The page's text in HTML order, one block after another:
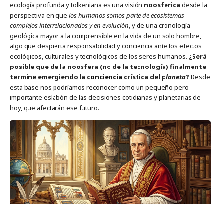
ecología profunda y tolkeniana es una visión noosferica desde la
perspectiva en que los humanos somos parte de ecosistemas
complejos interrelacionados y en evolución, y de una cronología
geológica mayor a la comprensible en la vida de un solo hombre,
algo que despierta responsabilidad y conciencia ante los efectos
ecológicos, culturales y tecnológicos de los seres humanos. ¿Será
posible que de la noosfera (no de la tecnología) finalmente
termine emergiendo la conciencia crística del planeta? Desde
esta base nos podríamos reconocer como un pequeño pero
importante eslabón de las decisiones cotidianas y planetarias de
hoy, que afectarán ese futuro.